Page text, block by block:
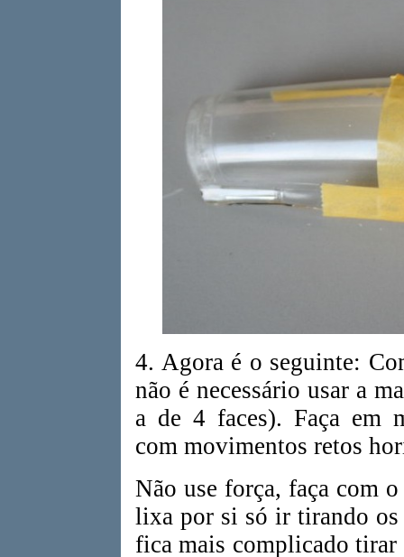
4. Agora é o seguinte:
não é necessário usar a
a de 4 faces). Faça em
com movimentos retos
Não use força, faça com
lixa por si só ir tirando os
fica mais complicado tirar